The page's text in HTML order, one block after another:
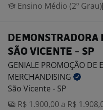
Ensino Médio (2º Grau)
SÃO VICENTE - SP
GENIALE PROMOÇÃO DE
MERCHANDISING
São Vicente - SP
R$ 1.900,00 a R$